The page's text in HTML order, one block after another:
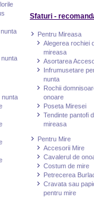
nunta
Sfaturi -
Pentru Mireasa
Alegerea rochiei
mireasa
Asortarea
Infrumusetare
nunta
Rochii
onoare
Poseta Miresei
Tendinte pantofi
mireasa
Pentru Mire
Accesorii Mire
Cavalerul de
Costum de mire
Petrecerea
Cravata sau
pentru mire